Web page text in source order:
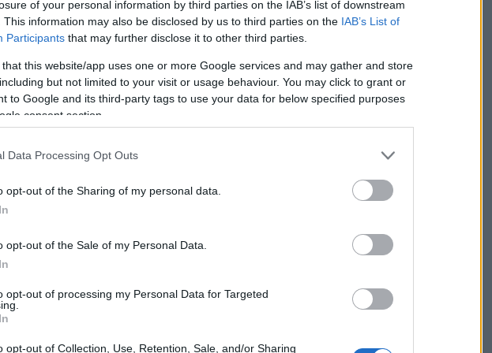
of your personal information by third parties on the IAB’s list of downstream
This information may also be disclosed by us to third parties on the IAB’s List of
Participants that may further disclose it to other third parties.
that this website/app uses one or more Google services and may gather and store
but not limited to your visit or usage behaviour. You may click to grant or
to Google and its third-party tags to use your data for below specified purposes
consent section.
Data Processing Opt Outs
opt-out of the Sharing of my personal data.
opt-out of the Sale of my Personal Data.
opt-out of processing my Personal Data for Targeted
opt-out of Collection, Use, Retention, Sale, and/or Sharing
πρόβλημα για τους αγρότες
επιδεινώθηκε η κατάσταση αφού
εξαιτίας των εισαγωγών με
να σταματήσουν ή να περιορίσουν την
αλλά προσωρινή αναστολή των
η αγορά και να επιτραπεί στους
το ζην μέσω της εργασίας τους»,
Πάγιτς εκπρόσωπος της ένωσης
20:33 Υεμένη: Επίθεση των
20:20 Fars: Το Ιράν εξετάζει
απαγόρευση διέλευσης
ΗΠΑ και Ισραήλ από το
20:12 Επένδυση 6,3 δισ.
στην Ιαπωνία
Οπλισμένα τουρκικά F-
πραγματοποίησαν 10
Ο Ζελένσκι θα
για πρώτη φορά από
Ξεκινούν τα
της επέκτασης του